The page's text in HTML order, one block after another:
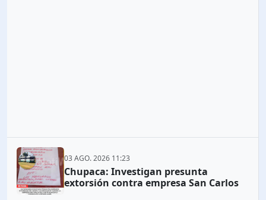
03 AGO. 2026 11:23
Chupaca: Investigan presunta
extorsión contra empresa San Carlos